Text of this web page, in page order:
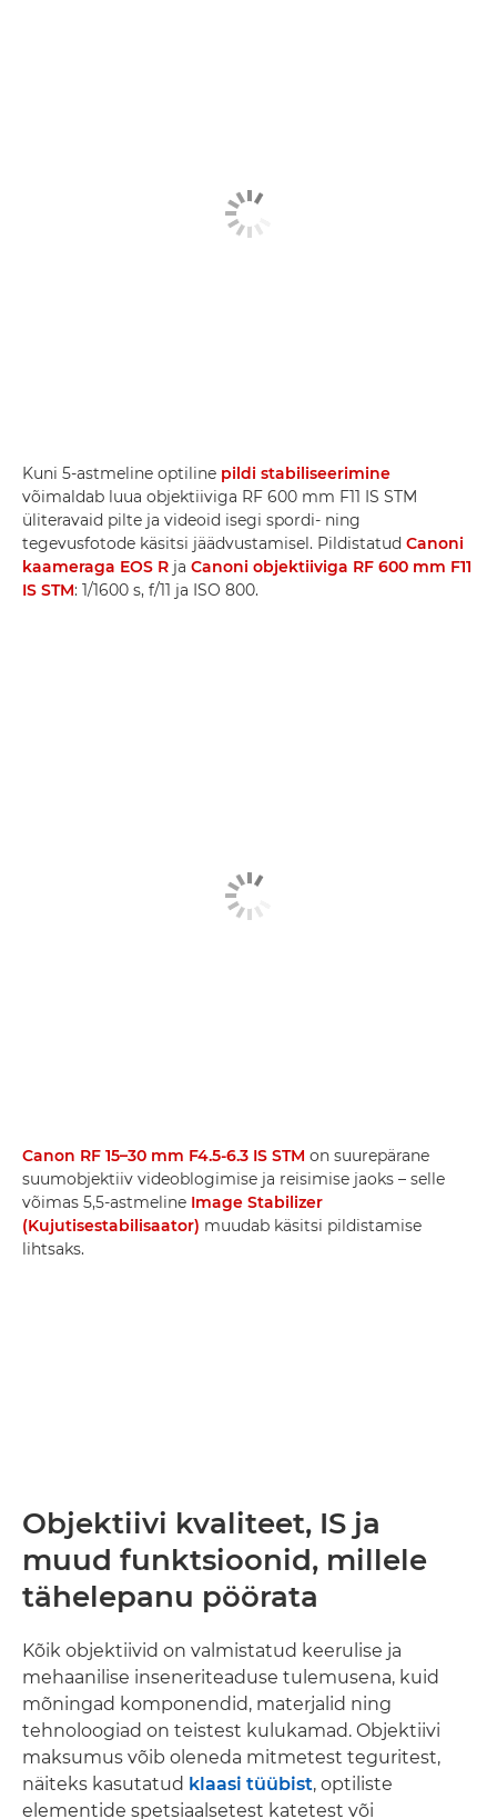
Kuni 5-astmeline optiline pildi stabiliseerimine
võimaldab luua objektiiviga RF 600 mm F11 IS STM
üliteravaid pilte ja videoid isegi spordi- ning
tegevusfotode käsitsi jäädvustamisel. Pildistatud Canoni
kaameraga EOS R ja Canoni objektiiviga RF 600 mm F11
IS STM: 1/1600 s, f/11 ja ISO 800.
Canon RF 15–30 mm F4.5-6.3 IS STM on suurepärane
suumobjektiiv videoblogimise ja reisimise jaoks – selle
võimas 5,5-astmeline Image Stabilizer
(Kujutisestabilisaator) muudab käsitsi pildistamise
lihtsaks.
Objektiivi kvaliteet, IS ja
muud funktsioonid, millele
tähelepanu pöörata
Kõik objektiivid on valmistatud keerulise ja
mehaanilise inseneriteaduse tulemusena, kuid
mõningad komponendid, materjalid ning
tehnoloogiad on teistest kulukamad. Objektiivi
maksumus võib oleneda mitmetest teguritest,
näiteks kasutatud klaasi tüübist, optiliste
elementide spetsiaalsetest katetest või